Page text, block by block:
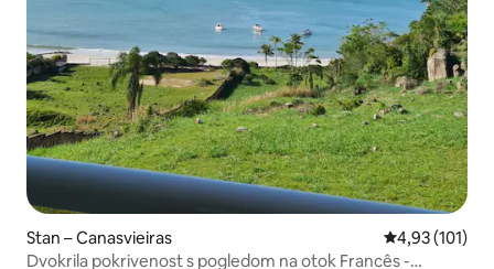
Stan – Canasvieiras Prosječna
4,93 (101)
Dvokrila pokrivenost s pogledom na otok Francês -